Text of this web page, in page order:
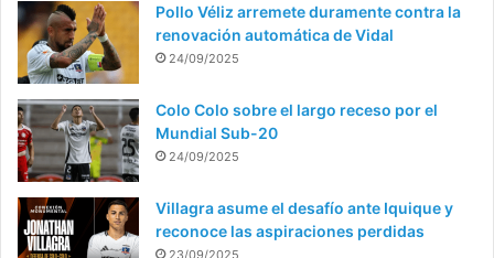
Pollo Véliz arremete duramente contra la
renovación automática de Vidal
24/09/2025
Colo Colo sobre el largo receso por el
Mundial Sub-20
24/09/2025
Villagra asume el desafío ante Iquique y
reconoce las aspiraciones perdidas
23/09/2025